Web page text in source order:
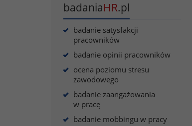
badaniaHR.pl
badanie satysfakcji
pracowników
badanie opinii pracowników
ocena poziomu stresu
zawodowego
badanie zaangażowania
w pracę
badanie mobbingu w pracy